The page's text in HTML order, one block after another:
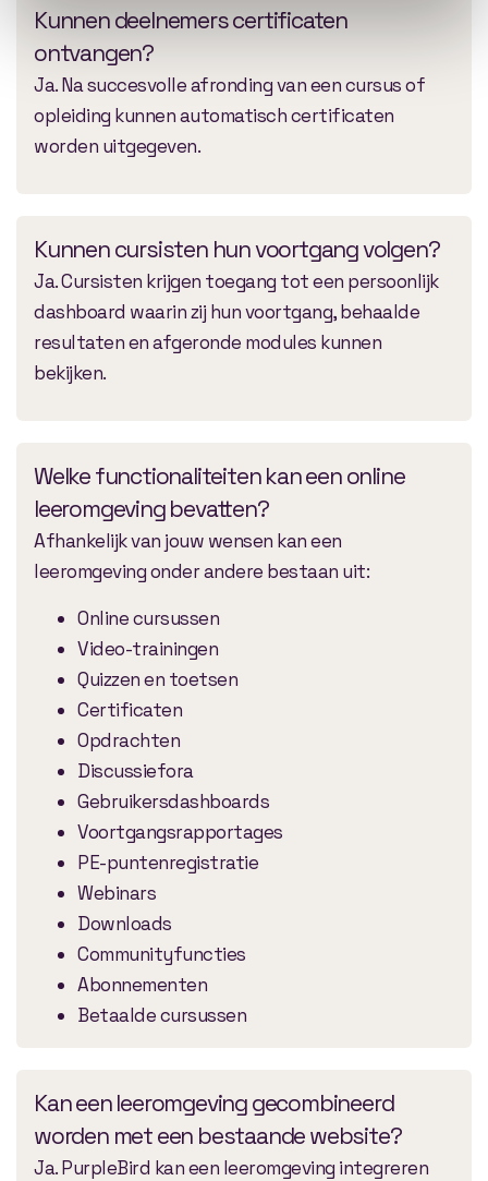
Kunnen deelnemers certificaten
ontvangen?
Ja. Na succesvolle afronding van een cursus of
opleiding kunnen automatisch certificaten
worden uitgegeven.
Kunnen cursisten hun voortgang volgen?
Ja. Cursisten krijgen toegang tot een persoonlijk
dashboard waarin zij hun voortgang, behaalde
resultaten en afgeronde modules kunnen
bekijken.
Welke functionaliteiten kan een online
leeromgeving bevatten?
Afhankelijk van jouw wensen kan een
leeromgeving onder andere bestaan uit:
Online cursussen
Video-trainingen
Quizzen en toetsen
Certificaten
Opdrachten
Discussiefora
Gebruikersdashboards
Voortgangsrapportages
PE-puntenregistratie
Webinars
Downloads
Communityfuncties
Abonnementen
Betaalde cursussen
Kan een leeromgeving gecombineerd
worden met een bestaande website?
Ja. PurpleBird kan een leeromgeving integreren